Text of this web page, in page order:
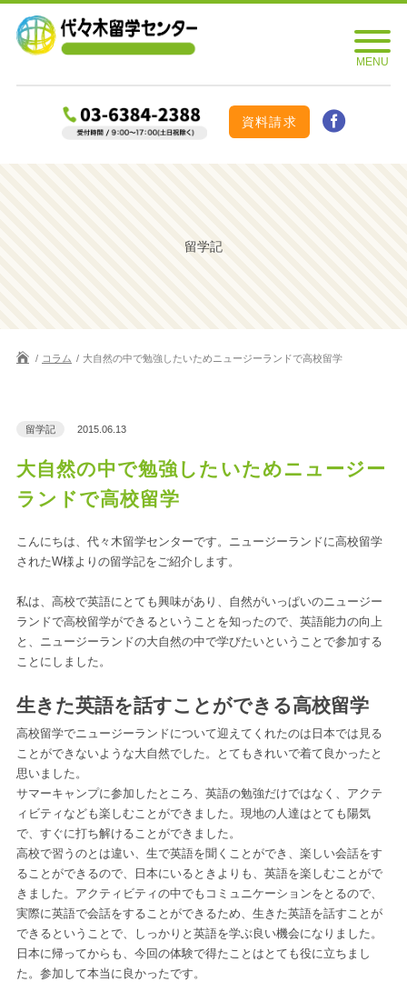
資料請求
留学記
コラム 大自然の中で勉強したいためニュージーランドで高校留学
留学記 2015.06.13
大自然の中で勉強したいためニュージー
ランドで高校留学
こんにちは、代々木留学センターです。ニュージーランドに高校留学
されたW様よりの留学記をご紹介します。
私は、高校で英語にとても興味があり、自然がいっぱいのニュージー
ランドで高校留学ができるということを知ったので、英語能力の向上
と、ニュージーランドの大自然の中で学びたいということで参加する
ことにしました。
生きた英語を話すことができる高校留学
高校留学でニュージーランドについて迎えてくれたのは日本では見る
ことができないような大自然でした。とてもきれいで着て良かったと
思いました。
サマーキャンプに参加したところ、英語の勉強だけではなく、アクテ
ィビティなども楽しむことができました。現地の人達はとても陽気
で、すぐに打ち解けることができました。
高校で習うのとは違い、生で英語を聞くことができ、楽しい会話をす
ることができるので、日本にいるときよりも、英語を楽しむことがで
きました。アクティビティの中でもコミュニケーションをとるので、
実際に英語で会話をすることができるため、生きた英語を話すことが
できるということで、しっかりと英語を学ぶ良い機会になりました。
日本に帰ってからも、今回の体験で得たことはとても役に立ちまし
た。参加して本当に良かったです。